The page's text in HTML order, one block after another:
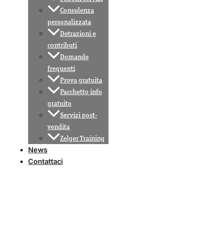
Consulenza
personalizzata
Detrazioni e
contributi
Domande
frequenti
Prova gratuita
Pacchetto info
gratuito
Servizi post-
vendita
Zelger Training
News
Contattaci